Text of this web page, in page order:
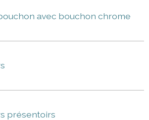
avec bouchon chrome
présentoirs